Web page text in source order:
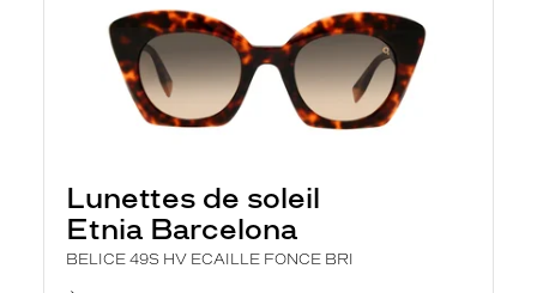
Lunettes de soleil
Etnia Barcelona
BELICE 49S HV ECAILLE FONCE BRI